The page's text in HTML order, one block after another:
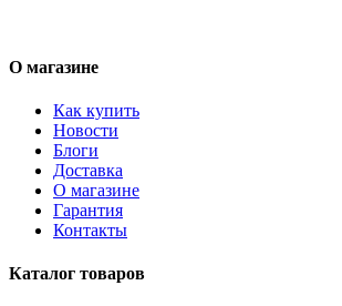
О магазине
Как купить
Новости
Блоги
Доставка
О магазине
Гарантия
Контакты
Каталог товаров